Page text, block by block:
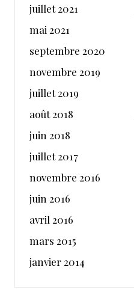
juillet 2021
mai 2021
septembre 2020
novembre 2019
juillet 2019
août 2018
juin 2018
juillet 2017
novembre 2016
juin 2016
avril 2016
mars 2015
janvier 2014